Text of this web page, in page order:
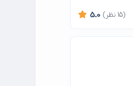
5.0 (15 نظر)